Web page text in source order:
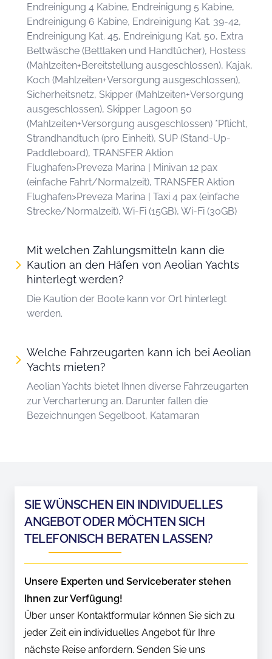
Endreinigung 4 Kabine, Endreinigung 5 Kabine,
Endreinigung 6 Kabine, Endreinigung Kat. 39-42,
Endreinigung Kat. 45, Endreinigung Kat. 50, Extra
Bettwäsche (Bettlaken und Handtücher), Hostess
(Mahlzeiten+Bereitstellung ausgeschlossen), Kajak,
Koch (Mahlzeiten+Versorgung ausgeschlossen),
Sicherheitsnetz, Skipper (Mahlzeiten+Versorgung
ausgeschlossen), Skipper Lagoon 50
(Mahlzeiten+Versorgung ausgeschlossen) *Pflicht,
Strandhandtuch (pro Einheit), SUP (Stand-Up-
Paddleboard), TRANSFER Aktion
Flughafen>Preveza Marina | Minivan 12 pax
(einfache Fahrt/Normalzeit), TRANSFER Aktion
Flughafen>Preveza Marina | Taxi 4 pax (einfache
Strecke/Normalzeit), Wi-Fi (15GB), Wi-Fi (30GB)
Mit welchen Zahlungsmitteln kann die
Kaution an den Häfen von Aeolian Yachts
hinterlegt werden?
Die Kaution der Boote kann vor Ort hinterlegt
werden.
Welche Fahrzeugarten kann ich bei Aeolian
Yachts mieten?
Aeolian Yachts bietet Ihnen diverse Fahrzeugarten
zur Vercharterung an. Darunter fallen die
Bezeichnungen Segelboot, Katamaran
SIE WÜNSCHEN EIN INDIVIDUELLES
ANGEBOT ODER MÖCHTEN SICH
TELEFONISCH BERATEN LASSEN?
Unsere Experten und Serviceberater stehen
Ihnen zur Verfügung!
Über unser Kontaktformular können Sie sich zu
jeder Zeit ein individuelles Angebot für Ihre
nächste Reise anfordern. Senden Sie uns